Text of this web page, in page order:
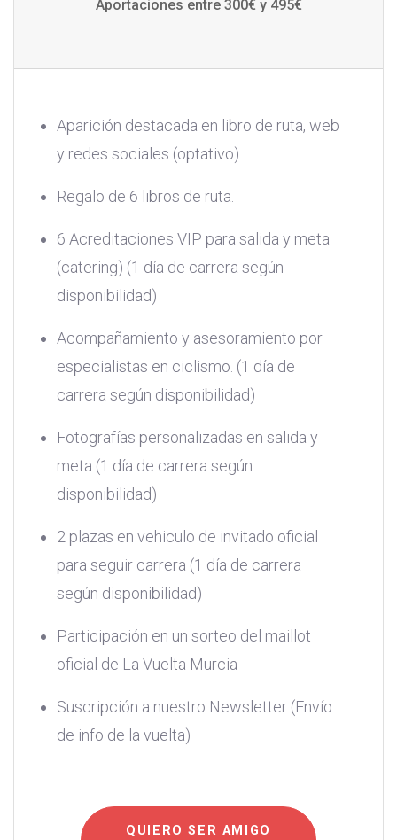
Aportaciones entre 300€ y 495€
Aparición destacada en libro de ruta, web
y redes sociales (optativo)
Regalo de 6 libros de ruta.
6 Acreditaciones VIP para salida y meta
(catering) (1 día de carrera según
disponibilidad)
Acompañamiento y asesoramiento por
especialistas en ciclismo. (1 día de
carrera según disponibilidad)
Fotografías personalizadas en salida y
meta (1 día de carrera según
disponibilidad)
2 plazas en vehiculo de invitado oficial
para seguir carrera (1 día de carrera
según disponibilidad)
Participación en un sorteo del maillot
oficial de La Vuelta Murcia
Suscripción a nuestro Newsletter (Envío
de info de la vuelta)
QUIERO SER AMIGO